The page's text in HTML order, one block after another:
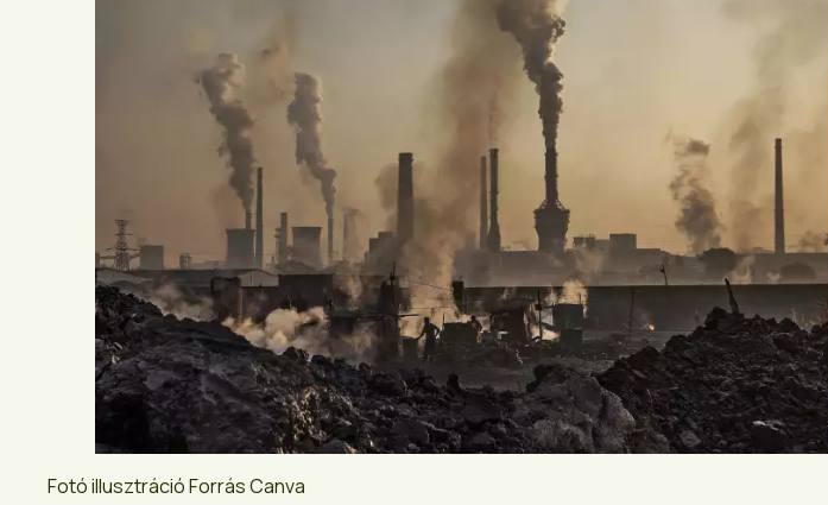
Fotó illusztráció Forrás Canva